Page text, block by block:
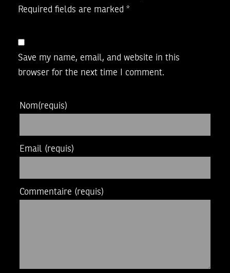
Required fields are marked *
Save my name, email, and website in this
browser for the next time I comment.
Nom(requis)
Email (requis)
Commentaire (requis)